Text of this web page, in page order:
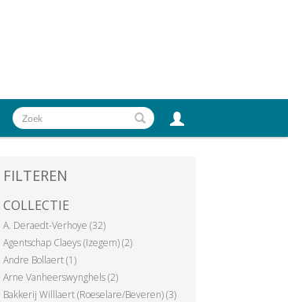
FILTEREN
COLLECTIE
A. Deraedt-Verhoye (32)
Agentschap Claeys (Izegem) (2)
Andre Bollaert (1)
Arne Vanheerswynghels (2)
Bakkerij Willlaert (Roeselare/Beveren) (3)